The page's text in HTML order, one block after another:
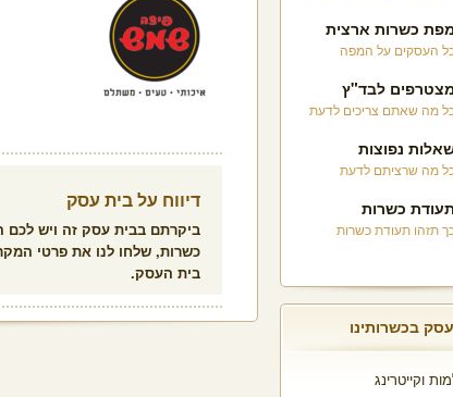
מפת כשרות ארצית
העסקים על המפה
מצטרפים לבד"ץ
מה שאתם צריכים לדעת
נפוצות
מה שרציתם לדעת
תעודת כשרות
תזהו תעודת כשרות
בכשרותינו
וקייטרינג
דיווח על בית עסק
ביקרתם בבית עסק זה ויש לכם
כשרות, שלחו לנו את פרטי
בית העסק.